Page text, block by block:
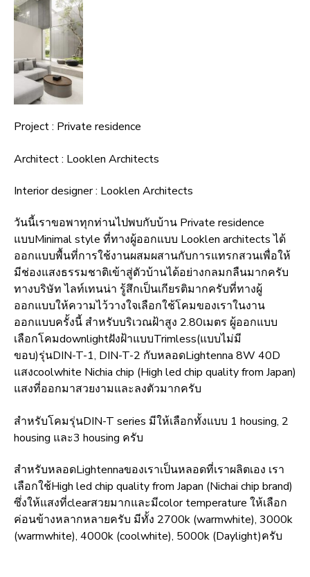
Project : Private residence
Architect : Looklen Architects
Interior designer : Looklen Architects
วันนี้เราขอพาทุกท่านไปพบกับบ้าน Private residence
แบบMinimal style ที่ทางผู้ออกแบบ Looklen architects ได้
ออกแบบพื้นที่การใช้งานผสมผสานกับการแทรกสวนเพื่อให้
มีช่องแสงธรรมชาติเข้าสู่ตัวบ้านได้อย่างกลมกลืนมากครับ
ทางบริษัท ไลท์เทนน่า รู้สึกเป็นเกียรติมากครับที่ทางผู้
ออกแบบให้ความไว้วางใจเลือกใช้โคมของเราในงาน
ออกแบบครั้งนี้ สำหรับบริเวณฝ้าสูง 2.80เมตร ผู้ออกแบบ
เลือกโคมdownlightฝังฝ้าแบบTrimless(แบบไม่มี
ขอบ)รุ่นDIN-T-1, DIN-T-2 กับหลอดLightenna 8W 40D
แสงcoolwhite Nichia chip (High led chip quality from Japan)
แสงที่ออกมาสวยงามและลงตัวมากครับ
สำหรับโคมรุ่นDIN-T series มีให้เลือกทั้งแบบ 1 housing, 2
housing และ3 housing ครับ
สำหรับหลอดLightennaของเราเป็นหลอดที่เราผลิตเอง เรา
เลือกใช้High led chip quality from Japan (Nichai chip brand)
ซึ่งให้แสงที่clearสวยมากและมีcolor temperature ให้เลือก
ค่อนข้างหลากหลายครับ มีทั้ง 2700k (warmwhite), 3000k
(warmwhite), 4000k (coolwhite), 5000k (Daylight)ครับ